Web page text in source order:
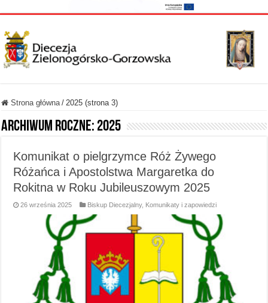
Strona główna / 2025 (strona 3)
Archiwum roczne: 2025
Komunikat o pielgrzymce Róż Żywego
Różańca i Apostolstwa Margaretka do
Rokitna w Roku Jubileuszowym 2025
26 września 2025 Biskup Diecezjalny, Komunikaty i zapowiedzi